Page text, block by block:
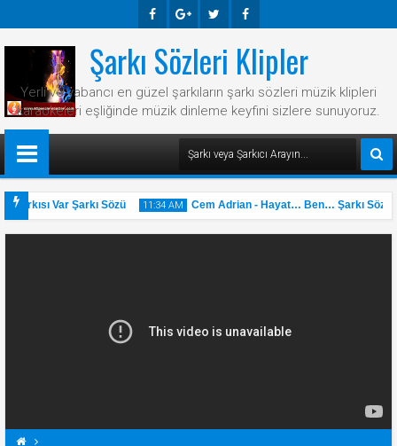
Ook E-
Plus
R Ook
Şarkı Sözleri Klipler
Yerli ve yabancı en güzel şarkıların şarkı sözleri müzik klipleri
karaokeleri eşliğinde müzik dinleme keyfini sizlere sunuyoruz.
Var Şarkı Sözü 11:34 AM
31 May
2025
Cem Adrian - Hayat… Ben… Şarkı Sözü